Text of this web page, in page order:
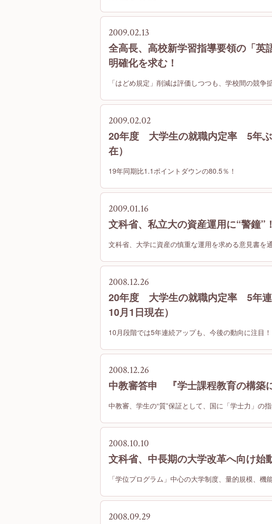
2009.02.13
全高長、高校新学習指導要領の「英
明確化を求む！
「はどめ規定」削減は評価しつつも、学校間の競争
2009.02.02
20年度 大学生の就職内定率 5年ぶ
在）
19年同期比1.1ポイントダウンの80.5％！
2009.01.16
文科省、私立大の資産運用に“警鐘”！
文科省、大学に資産の慎重な運用を求める意見書を
2008.12.26
20年度 大学生の就職内定率 5年連
10月1日現在）
10月段階では5年連続アップも、今後の動向に注目！
2008.12.26
中教審答申 『学士課程教育の構築
中教審、学生の“質”保証として、国に「学士力」の
2008.10.10
文科省、中長期の大学改革へ向け始
「学位プログラム」中心の大学制度、量的規模、機
2008.09.29